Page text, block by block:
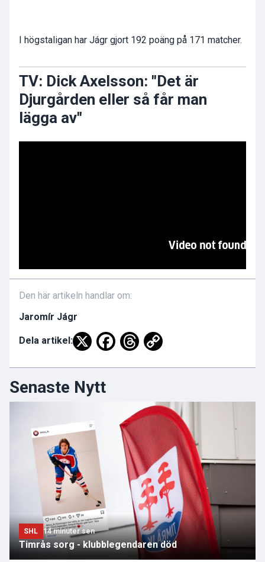
I högstaligan har Jágr gjort 192 poäng på 171 matcher.
TV: Dick Axelsson: "Det är
Djurgården eller så får man
lägga av"
Den här artikeln handlar om:
Jaromír Jágr
Dela artikel:
Senaste Nytt
SHL 14 minuter sen
Timrås sorg - klubblegendaren död